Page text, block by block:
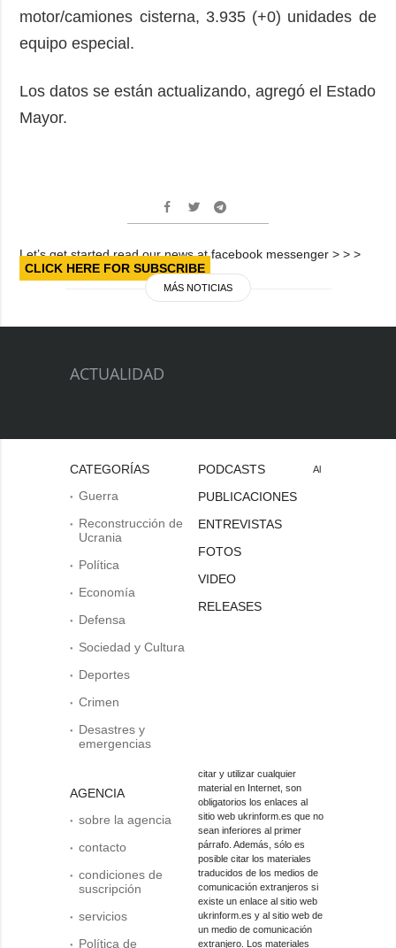
motor/camiones cisterna, 3.935 (+0) unidades de
equipo especial.
Los datos se están actualizando, agregó el Estado
Mayor.
Let’s get started read our news at facebook messenger > > >
CLICK HERE FOR SUBSCRIBE
MÁS NOTICIAS
ACTUALIDAD
CATEGORÍAS
Guerra
Reconstrucción de
Ucrania
Política
Economía
Defensa
Sociedad y Cultura
Deportes
Crimen
Desastres y
emergencias
AGENCIA
sobre la agencia
contacto
condiciones de
suscripción
servicios
Política de
PODCASTS
PUBLICACIONES
ENTREVISTAS
FOTOS
VIDEO
RELEASES
Al
citar y utilizar cualquier
material en Internet, son
obligatorios los enlaces al
sitio web ukrinform.es que no
sean inferiores al primer
párrafo. Además, sólo es
posible citar los materiales
traducidos de los medios de
comunicación extranjeros si
existe un enlace al sitio web
ukrinform.es y al sitio web de
un medio de comunicación
extranjero. Los materiales